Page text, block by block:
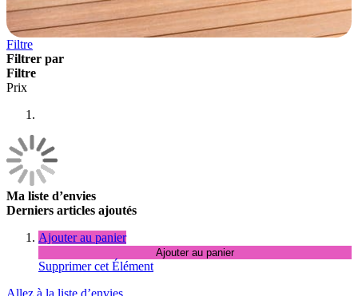
Filtre
Filtrer par
Filtre
Prix
Ma liste d’envies
Derniers articles ajoutés
Ajouter au panier
Ajouter au panier
Supprimer cet Élément
Allez à la liste d’envies